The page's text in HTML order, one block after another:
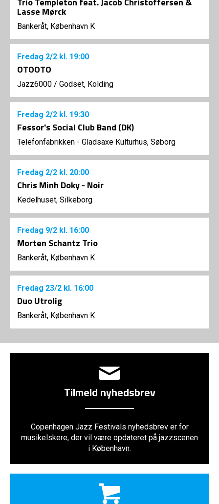
Lasse Mørck
Bankeråt, København K
Fredag 2/2 kl. 19:00
OTOOTO
Jazz6000 / Godset, Kolding
Fredag 2/2 kl. 19:30
Fessor's Social Club Band (DK)
Telefonfabrikken - Gladsaxe Kulturhus, Søborg
Fredag 2/2 kl. 20:00
Chris Minh Doky - Noir
Kedelhuset, Silkeborg
Fredag 9/2 kl. 16:00
Morten Schantz Trio
Bankeråt, København K
Fredag 23/2 kl. 16:00
Duo Utrolig
Bankeråt, København K
Tilmeld nyhedsbrev
Copenhagen Jazz Festivals nyhedsbrev er for
musikelskere, der vil være opdateret på jazzscenen
i København.